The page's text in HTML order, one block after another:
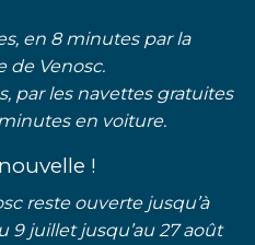
en 8 minutes par la
de Venosc.
par les navettes gratuites
en voiture.
!
reste ouverte jusqu’à
9 juillet jusqu’au 27 août